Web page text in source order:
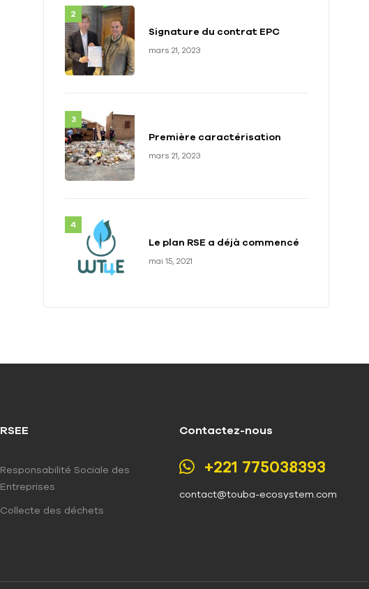
Signature du contrat EPC
mars 21, 2023
Première caractérisation
mars 21, 2023
Le plan RSE a déjà commencé
mai 15, 2021
RSEE
Responsabilité Sociale des
Entreprises
Collecte des déchets
Contactez-nous
+221 775038393
contact@touba-ecosystem.com